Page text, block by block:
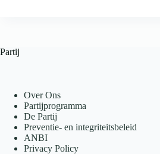
Partij
Over Ons
Partijprogramma
De Partij
Preventie- en integriteitsbeleid
ANBI
Privacy Policy